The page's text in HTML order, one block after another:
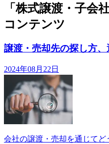
「株式譲渡・子会
コンテンツ
譲渡・売却先の探し方
2024年08月22日
会社の譲渡・売却を通じて